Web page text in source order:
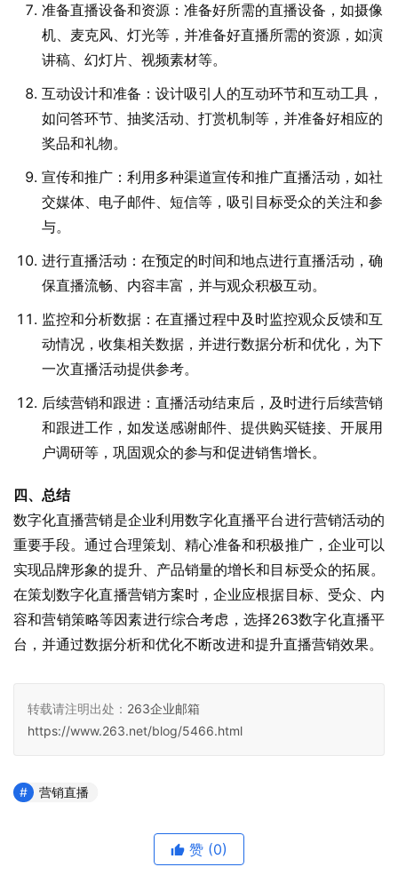
准备直播设备和资源：准备好所需的直播设备，如摄像
机、麦克风、灯光等，并准备好直播所需的资源，如演
讲稿、幻灯片、视频素材等。
互动设计和准备：设计吸引人的互动环节和互动工具，
如问答环节、抽奖活动、打赏机制等，并准备好相应的
奖品和礼物。
宣传和推广：利用多种渠道宣传和推广直播活动，如社
交媒体、电子邮件、短信等，吸引目标受众的关注和参
与。
进行直播活动：在预定的时间和地点进行直播活动，确
保直播流畅、内容丰富，并与观众积极互动。
监控和分析数据：在直播过程中及时监控观众反馈和互
动情况，收集相关数据，并进行数据分析和优化，为下
一次直播活动提供参考。
后续营销和跟进：直播活动结束后，及时进行后续营销
和跟进工作，如发送感谢邮件、提供购买链接、开展用
户调研等，巩固观众的参与和促进销售增长。
四、总结
数字化直播营销是企业利用数字化直播平台进行营销活动的
重要手段。通过合理策划、精心准备和积极推广，企业可以
实现品牌形象的提升、产品销量的增长和目标受众的拓展。
在策划数字化直播营销方案时，企业应根据目标、受众、内
容和营销策略等因素进行综合考虑，选择263数字化直播平
台，并通过数据分析和优化不断改进和提升直播营销效果。
转载请注明出处： 263企业邮箱
https://www.263.net/blog/5466.html
营销直播
赞 (0)